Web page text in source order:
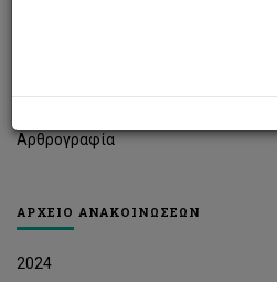
Αρθρογραφία
ΑΡΧΕΙΟ ΑΝΑΚΟΙΝΩΣΕΩΝ
2024